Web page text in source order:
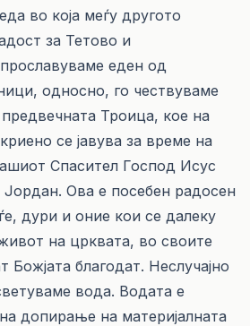
во која меѓу другото
за Тетово и
еден од
односно, го чествуваме
предвечната Троица, кое на
се јавува за време на
Спасител Господ Исус
Ова е посебен радосен
дури и оние кои се далеку
на црквата, во своите
Божјата благодат. Неслучајно
вода. Водата е
допирање на материјалната